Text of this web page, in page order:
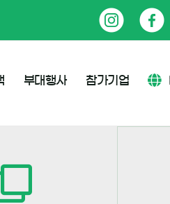
인
스
타
램
페
이
스
부대행사 참가기업